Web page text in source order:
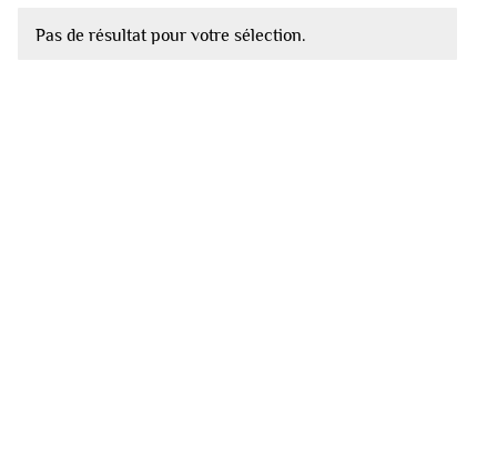
Pas de résultat pour votre sélection.